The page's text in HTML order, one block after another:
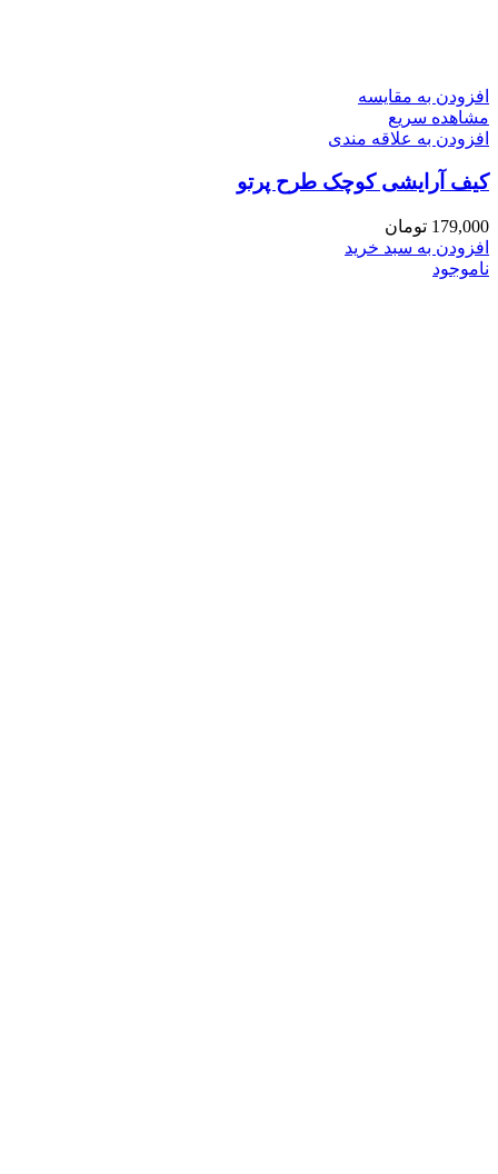
افزودن به مقایسه
مشاهده سریع
افزودن به علاقه مندی
کیف آرایشی کوچک طرح پرتو
179,000 تومان
افزودن به سبد خرید
ناموجود